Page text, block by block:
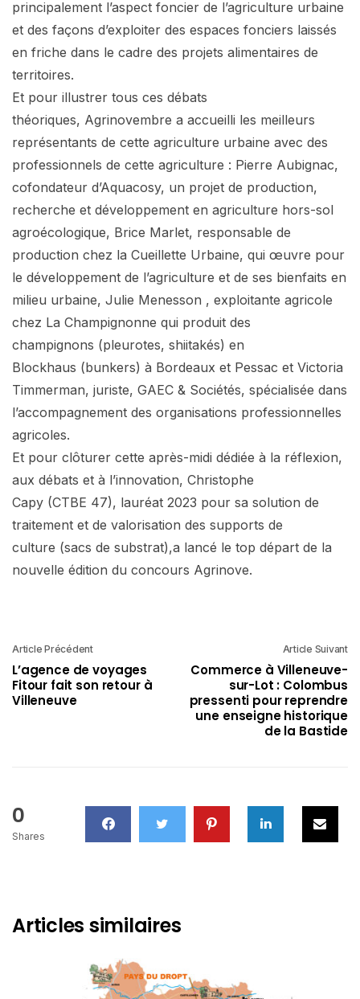
principalement l’aspect foncier de l’agriculture urbaine
et des façons d’exploiter des espaces fonciers laissés
en friche dans le cadre des projets alimentaires de
territoires.
Et pour illustrer tous ces débats
théoriques, Agrinovembre a accueilli les meilleurs
représentants de cette agriculture urbaine avec des
professionnels de cette agriculture : Pierre Aubignac,
cofondateur d’Aquacosy, un projet de production,
recherche et développement en agriculture hors-sol
agroécologique, Brice Marlet, responsable de
production chez la Cueillette Urbaine, qui œuvre pour
le développement de l’agriculture et de ses bienfaits en
milieu urbaine, Julie Menesson , exploitante agricole
chez La Champignonne qui produit des
champignons (pleurotes, shiitakés) en
Blockhaus (bunkers) à Bordeaux et Pessac et Victoria
Timmerman, juriste, GAEC & Sociétés, spécialisée dans
l’accompagnement des organisations professionnelles
agricoles.
Et pour clôturer cette après-midi dédiée à la réflexion,
aux débats et à l’innovation, Christophe
Capy (CTBE 47), lauréat 2023 pour sa solution de
traitement et de valorisation des supports de
culture (sacs de substrat),a lancé le top départ de la
nouvelle édition du concours Agrinove.
Article Précédent
L’agence de voyages
Fitour fait son retour à
Villeneuve
Article Suivant
Commerce à Villeneuve-
sur-Lot : Colombus
pressenti pour reprendre
une enseigne historique
de la Bastide
0
Shares
Articles similaires